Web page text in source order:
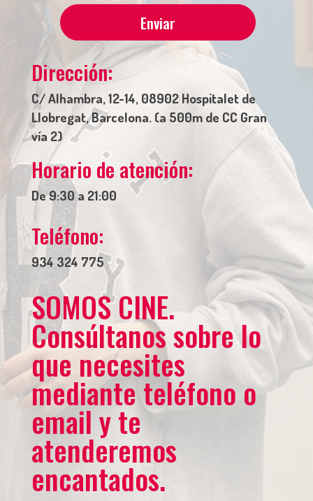
Enviar
Dirección:
C/ Alhambra, 12-14, 08902 Hospitalet de
Llobregat, Barcelona. (a 500m de CC Gran
vía 2)
Horario de atención:
De 9:30 a 21:00
Teléfono:
934 324 775
SOMOS CINE.
Consúltanos sobre lo
que necesites
mediante teléfono o
email y te
atenderemos
encantados.